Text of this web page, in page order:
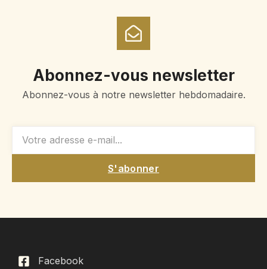
Abonnez-vous newsletter
Abonnez-vous à notre newsletter hebdomadaire.
S'abonner
Facebook